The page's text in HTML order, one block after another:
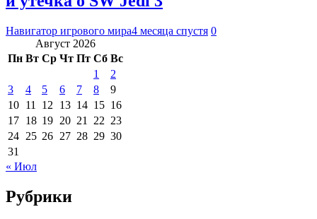
Навигатор игрового мира4 месяца спустя 0
Август 2026
Пн Вт Ср Чт Пт Сб Вс
1
2
3
4 5 6 7 8
9
10 11 12 13 14 15 16
17 18 19 20 21 22 23
24 25 26 27 28 29 30
31
« Июл
Рубрики